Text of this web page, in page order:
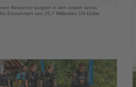
Besucher sorgten in den ersten sechs
Einnahmen von 25,7 Milliarden US-Dollar